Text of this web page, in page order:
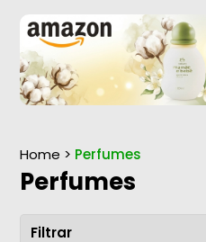
Home > Perfumes
Perfumes